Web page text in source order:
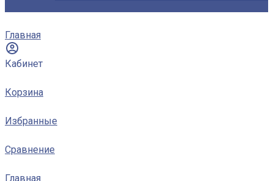
Главная
Кабинет
Корзина
Избранные
Сравнение
Главная